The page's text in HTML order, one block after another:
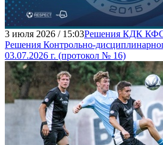
3 июля 2026 / 15:03Решения КДК
Решения Контрольно-
03.07.2026 г. (протокол № 16)